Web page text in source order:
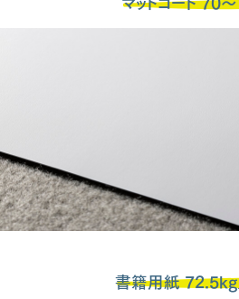
マットコート 70
書籍用紙